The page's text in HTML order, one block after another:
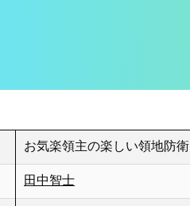
お気楽領主の楽しい領地防衛
田中智士